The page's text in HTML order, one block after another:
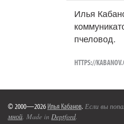
Илья
пчеловод.
HTTPS://
© 2000—2026 Илья Кабанов. Если вы
мной. Made in Deptford.